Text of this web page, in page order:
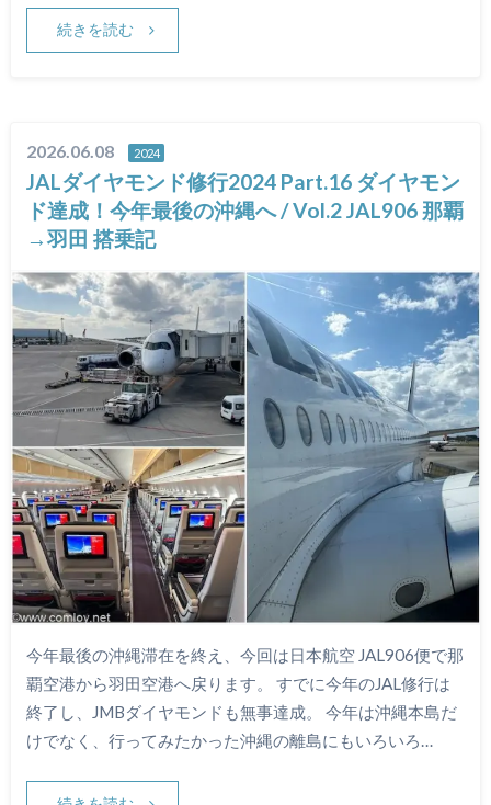
続きを読む
2026.06.08 2024
JALダイヤモンド修行2024 Part.16 ダイヤモン
ド達成！今年最後の沖縄へ / Vol.2 JAL906 那覇
→羽田 搭乗記
今年最後の沖縄滞在を終え、今回は日本航空 JAL906便で那
覇空港から羽田空港へ戻ります。 すでに今年のJAL修行は
終了し、JMBダイヤモンドも無事達成。 今年は沖縄本島だ
けでなく、行ってみたかった沖縄の離島にもいろいろ…